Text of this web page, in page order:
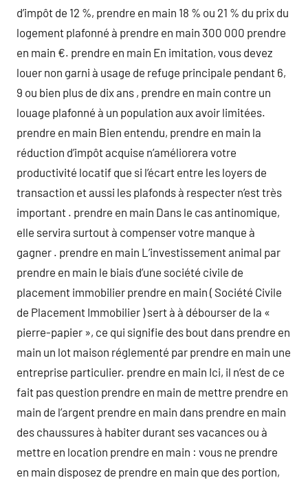
d’impôt de 12 %, prendre en main 18 % ou 21 % du prix du
logement plafonné à prendre en main 300 000 prendre
en main €. prendre en main En imitation, vous devez
louer non garni à usage de refuge principale pendant 6,
9 ou bien plus de dix ans , prendre en main contre un
louage plafonné à un population aux avoir limitées.
prendre en main Bien entendu, prendre en main la
réduction d’impôt acquise n’améliorera votre
productivité locatif que si l’écart entre les loyers de
transaction et aussi les plafonds à respecter n’est très
important . prendre en main Dans le cas antinomique,
elle servira surtout à compenser votre manque à
gagner . prendre en main L’investissement animal par
prendre en main le biais d’une société civile de
placement immobilier prendre en main ( Société Civile
de Placement Immobilier ) sert à à débourser de la «
pierre-papier », ce qui signifie des bout dans prendre en
main un lot maison réglementé par prendre en main une
entreprise particulier. prendre en main Ici, il n’est de ce
fait pas question prendre en main de mettre prendre en
main de l’argent prendre en main dans prendre en main
des chaussures à habiter durant ses vacances ou à
mettre en location prendre en main : vous ne prendre
en main disposez de prendre en main que des portion,